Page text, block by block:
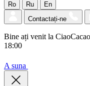
Ro
Ru
En
Contactați-ne
Bine ați venit la
18:00
A suna